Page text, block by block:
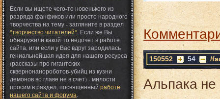
Если вы ищете чего-то новенького из
разряда фанфиков или просто народного
творчества на тему - загляните в раздел
"творчество читателей". Если же Вы
обнаружили какой-то недочет в работе
сайта, или если у Вас вдруг зародилась
гениальнейшая идея для нашего ресурса
(рассказы про гигантских
сквернонанороботов-убийц из кузни
демонов во главе не в счет) - милости
просим в раздел, посвященный работе
нашего сайта и форума.
150552 54 /
Альпака